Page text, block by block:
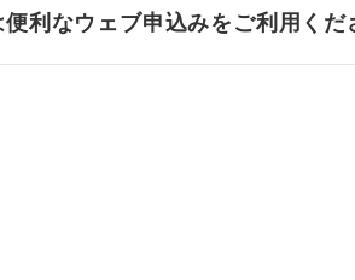
利なウェブ申込みをご利用くだ
るホテルを指定したコースです。
様でバス席を2席利⽤できます。